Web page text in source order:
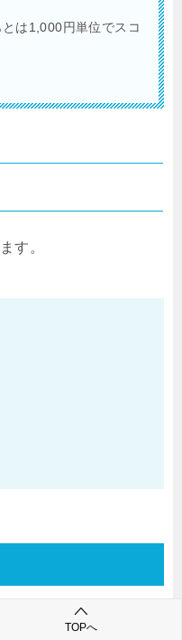
は1,000円単位でスコ
す。
まとめると以下の通
TOPへ